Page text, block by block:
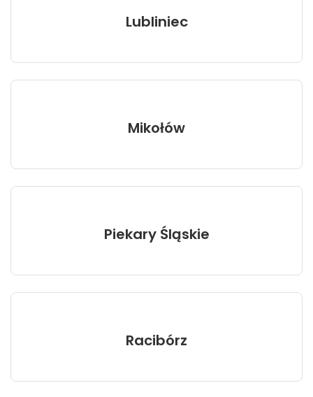
Lubliniec
Mikołów
Piekary Śląskie
Racibórz